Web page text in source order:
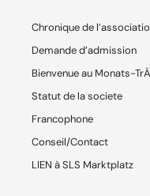
Chronique de
Demande d’admission
Bienvenue au Monats-
Statut de la societe
Francophone
Conseil/Contact
LIEN à SLS Marktplatz